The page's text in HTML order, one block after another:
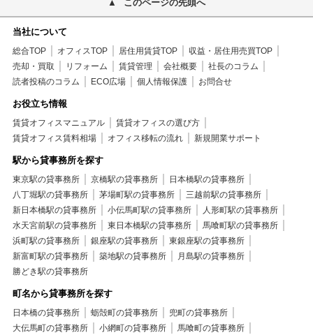
このページの先頭へ
当社について
総合TOP オフィスTOP 居住用賃貸TOP
収益・居住用売買TOP
売却・買取
リフォーム 賃貸管理 会社概要
社長のコラム
読者投稿のコラム
ECO広場 個人情報保護 お問合せ
お役立ち情報
賃貸オフィスマニュアル
賃貸オフィスの選び方
賃貸オフィス賃料相場
オフィス移転の流れ 新規開業サポート
駅から貸事務所を探す
東京駅の貸事務所 京橋駅の貸事務所
日本橋駅の貸事務所
八丁堀駅の貸事務所
茅場町駅の貸事務所
三越前駅の貸事務所
新日本橋駅の貸事務所
小伝馬町駅の貸事務所
人形町駅の貸事務所
水天宮前駅の貸事務所
東日本橋駅の貸事務所
馬喰町駅の貸事務所
浜町駅の貸事務所
銀座駅の貸事務所
東銀座駅の貸事務所
新富町駅の貸事務所
築地駅の貸事務所
月島駅の貸事務所
勝どき駅の貸事務所
町名から貸事務所を探す
日本橋の貸事務所 蛎殻町の貸事務所
兜町の貸事務所
大伝馬町の貸事務所
小網町の貸事務所
馬喰町の貸事務所